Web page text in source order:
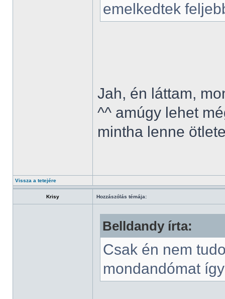
emelkedtek
Jah, én láttam,
^^ amúgy lehet
mintha lenne
Vissza a tetejére
Krisy Hozzászólás témája:
Belldandy írta:
Csak én nem
mondandómat